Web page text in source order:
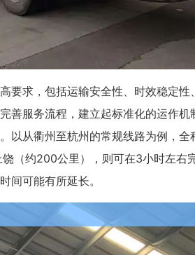
要求，包括运输安全性、时效稳定
善服务流程，建立起标准化的运作
以从衢州至杭州的常规线路为例，
（约200公里），则可在3小时左右
间可能有所延长。